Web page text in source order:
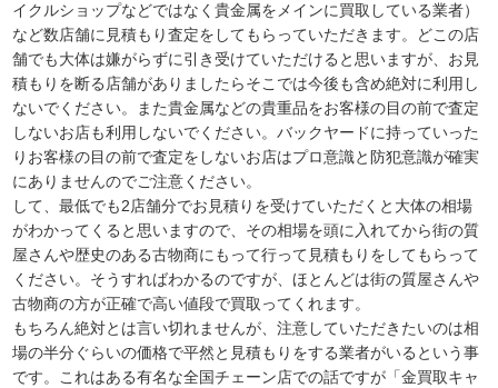
イクルショップなどではなく貴金属をメインに買取している業者）
など数店舗に見積もり査定をしてもらっていただきます。どこの店
舗でも大体は嫌がらずに引き受けていただけると思いますが、お見
積もりを断る店舗がありましたらそこでは今後も含め絶対に利用し
ないでください。また貴金属などの貴重品をお客様の目の前で査定
しないお店も利用しないでください。バックヤードに持っていった
りお客様の目の前で査定をしないお店はプロ意識と防犯意識が確実
にありませんのでご注意ください。
して、最低でも2店舗分でお見積りを受けていただくと大体の相場
がわかってくると思いますので、その相場を頭に入れてから街の質
屋さんや歴史のある古物商にもって行って見積もりをしてもらって
ください。そうすればわかるのですが、ほとんどは街の質屋さんや
古物商の方が正確で高い値段で買取ってくれます。
もちろん絶対とは言い切れませんが、注意していただきたいのは相
場の半分ぐらいの価格で平然と見積もりをする業者がいるという事
です。これはある有名な全国チェーン店での話ですが「金買取キャ